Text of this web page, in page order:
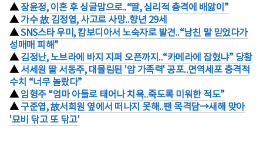
▲ 장윤정, 이혼 후 싱글맘으로..“딸, 심리적 충격에 배앓이”
▲가수 故 김정엽, 사고로 사망..향년 29세
▲SNS스타 우미, 캄보디아서 노숙자로 발견..“남친 말 믿었다가
성매매 피해”
▲ 김정난, 노브라에 바지 지퍼 오픈까지..“카메라에 잡혔냐” 당황
▲ 서세원 딸 서동주, 대물림된 '암 가족력' 공포..면역세포 충격적
수치 “너무 놀랐다”
▲ 임형주 “엄마 아들로 태어나 치욕..죽도록 미워한 적도”
▲ 구준엽, 故서희원 옆에서 떠나지 못해..팬 목격담→새해 맞아
'묘비 닦고 또 닦고'